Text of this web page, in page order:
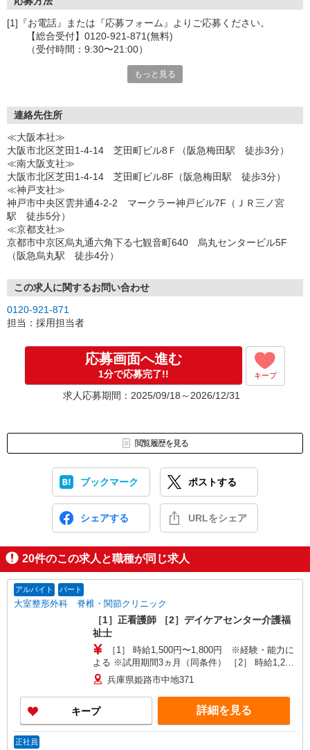
[1]『お電話』または『応募フォーム』よりご応募ください。
【総合受付】0120-921-871(無料)
（受付時間：9:30〜21:00）
〈応募フォームからご応募の場合〉
◎応募フォームからのご応募は24時間受付中です！
↓
[2]面談・登録の実施
お電話でのカンタン登録面談や来社登録面談を実施しておりま
す。
ご都合のよいお日にちをお聞かせください。
↓
[3]選考・お仕事のご案内
↓
※紹介予定派遣・職業紹介などで、正職員登用前提でのお仕事も可
もっと見る
連絡先住所
≪大阪本社≫
大阪市北区芝田1-4-14 芝田町ビル8Ｆ（阪急梅田駅 徒歩3分）
≪南大阪支社≫
大阪市北区芝田1-4-14 芝田町ビル8F（阪急梅田駅 徒歩3分）
≪神戸支社≫
神戸市中央区雲井通4-2-2 マークラー神戸ビル7F（ＪＲ三ノ宮
駅 徒歩5分）
≪京都支社≫
京都市中京区烏丸通六角下る七観音町640 烏丸センタービル5F
（阪急烏丸駅 徒歩4分）
この求人に関するお問い合わせ
0120-921-871
担当：採用担当者
応募画面へ進む
1分で応募完了!! キープ
求人応募期間：2025/09/18～2026/12/31
閲覧履歴を見る
ブックマーク ポストする
シェアする URLをシェア
20件のこの求人と職種が同じ求人
アルバイト パート
大室整形外科 脊椎・関節クリニック
［1］正看護師 ［2］デイケアセンター介護福
祉士
［1］ 時給1,500円〜1,800円 ※経験・能力に
よる ※試用期間3ヵ月（同条件） ［2］ 時給1,200
円 ※試用期間3ヵ月（同条件）
兵庫県姫路市中地371
キープ 詳細を見る
正社員